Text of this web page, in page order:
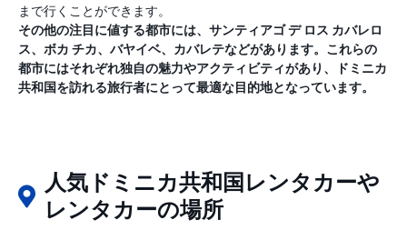
まで行くことができます。
その他の注目に値する都市には、サンティアゴ デ ロス カバレロ
ス、ボカ チカ、バヤイベ、カバレテなどがあります。これらの
都市にはそれぞれ独自の魅力やアクティビティがあり、ドミニカ
共和国を訪れる旅行者にとって最適な目的地となっています。
人気ドミニカ共和国レンタカーや
レンタカーの場所